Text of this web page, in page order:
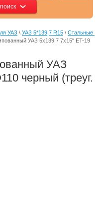
УАЗ \ УАЗ 5*139,7 R15 \ Стальные
УАЗ 5x139.7 7х15" ET-19
УАЗ
черный (треуг.